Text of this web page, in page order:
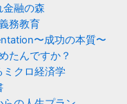
金融の森
務教育
〜成功の本質〜
たんですか？
ミクロ経済学